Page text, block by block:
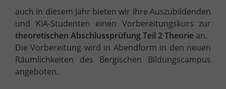
auch in diesem Jahr bieten wir Ihre Auszubildenden
und KIA-Studenten einen Vorbereitungskurs zur
theoretischen Abschlussprüfung Teil 2 Theorie an.
Die Vorbereitung wird in Abendform in den neuen
Räumlichkeiten des Bergischen Bildungscampus
angeboten.